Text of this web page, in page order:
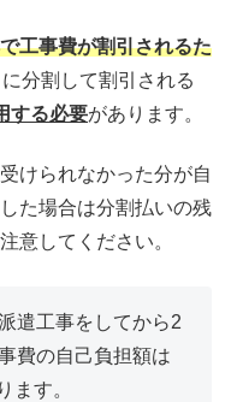
工事費が割引されるた
分割して割引される
する必要があります。
けられなかった分が自
た場合は分割払いの残
意してください。
遣工事をしてから2
費の自己負担額は
ます。